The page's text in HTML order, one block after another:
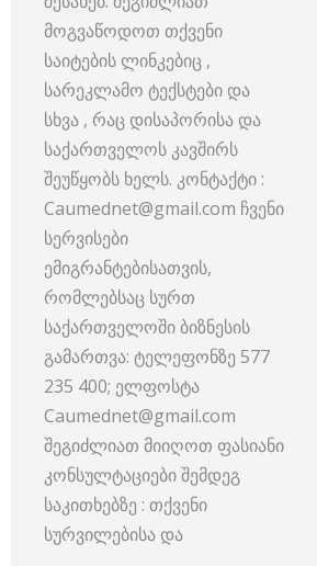
მოგვაწოდოთ თქვენი
საიტების ლინკებიც ,
სარეკლამო ტექსტები და
სხვა , რაც დისაპორისა და
საქართველოს კავშირს
შეუწყობს ხელს. კონტაქტი :
Caumednet@gmail.com ჩვენი
სერვისები
ემიგრანტებისათვის,
რომლებსაც სურთ
საქართველოში ბიზნესის
გამართვა: ტელეფონზე 577
235 400; ელფოსტა
Caumednet@gmail.com
შეგიძლიათ მიიღოთ ფასიანი
კონსულტაციები შემდეგ
საკითხებზე : თქვენი
სურვილებისა და